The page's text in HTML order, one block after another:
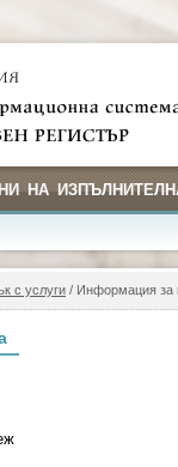
НА
с услуги / Информация за